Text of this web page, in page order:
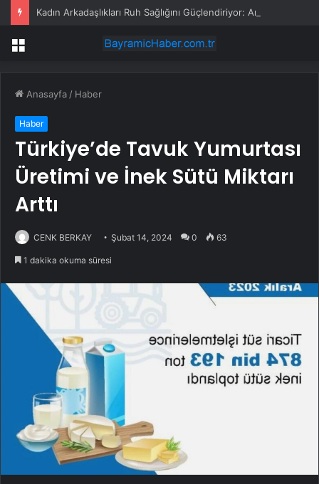
Menü
Anasayfa / Haber
Haber
Türkiye’de Tavuk Yumurtası
Üretimi ve İnek Sütü Miktarı
Arttı
CENK BERKAY Şubat 14, 2024 0 63
1 dakika okuma süresi